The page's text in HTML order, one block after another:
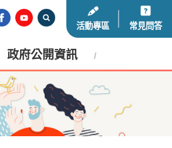
活動專區 常見問答
政府公開資訊